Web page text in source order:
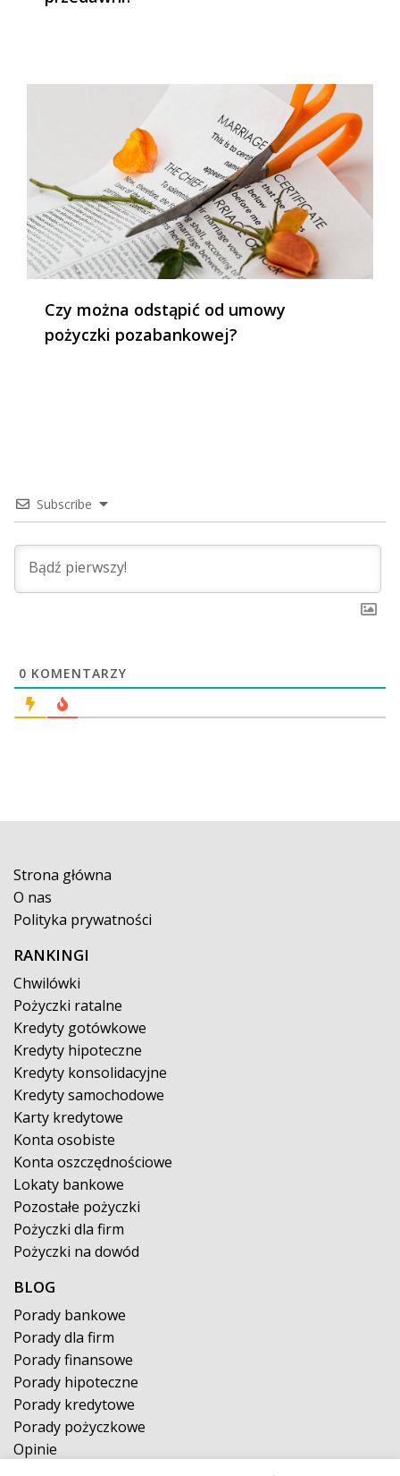
Czy można odstąpić od umowy
pożyczki pozabankowej?
Subscribe
0 KOMENTARZY
Strona główna
O nas
Polityka prywatności
RANKINGI
Chwilówki
Pożyczki ratalne
Kredyty gotówkowe
Kredyty hipoteczne
Kredyty konsolidacyjne
Kredyty samochodowe
Karty kredytowe
Konta osobiste
Konta oszczędnościowe
Lokaty bankowe
Pozostałe pożyczki
Pożyczki dla firm
Pożyczki na dowód
BLOG
Porady bankowe
Porady dla firm
Porady finansowe
Porady hipoteczne
Porady kredytowe
Porady pożyczkowe
Opinie